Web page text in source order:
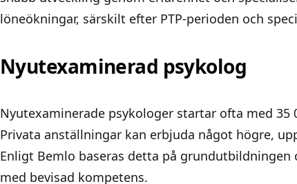
löneökningar, särskilt efter PTP-perioden och
Nyutexaminerad psykolog
Nyutexaminerade psykologer startar ofta med
Privata anställningar kan erbjuda något högre,
Enligt Bemlo baseras detta på grundutbildningen
med bevisad kompetens.